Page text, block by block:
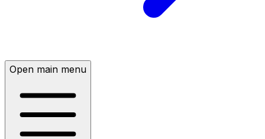
Open main menu